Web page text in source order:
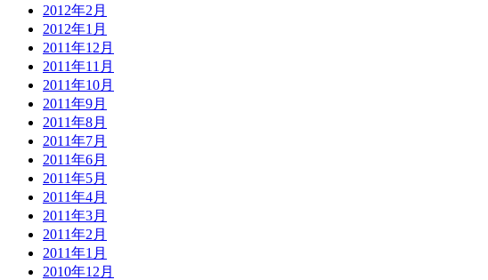
2012年2月
2012年1月
2011年12月
2011年11月
2011年10月
2011年9月
2011年8月
2011年7月
2011年6月
2011年5月
2011年4月
2011年3月
2011年2月
2011年1月
2010年12月